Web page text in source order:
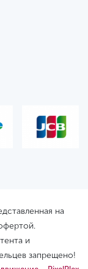
на
и
запрещено!